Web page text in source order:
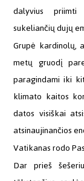
dalyvius
sukeliančių dujų
Grupė kardinolų,
metų gruodį
paragindami iki
klimato kaitos
datos visiškai
atsinaujinančios
Vatikanas rodo
Dar prieš